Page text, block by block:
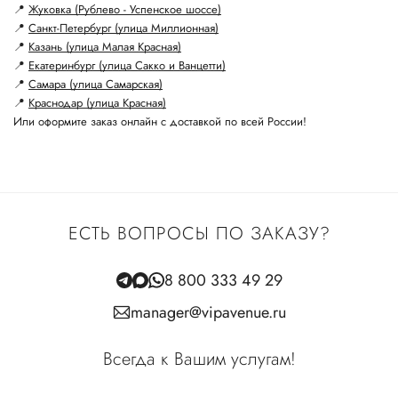
📍 Жуковка (Рублево - Успенское шоссе)
📍 Санкт-Петербург (улица Миллионная)
📍 Казань (улица Малая Красная)
📍 Екатеринбург (улица Сакко и Ванцетти)
📍 Самара (улица Самарская)
📍 Краснодар (улица Красная)
Или оформите заказ онлайн с доставкой по всей России!
ЕСТЬ ВОПРОСЫ ПО ЗАКАЗУ?
8 800 333 49 29
manager@vipavenue.ru
Всегда к Вашим услугам!